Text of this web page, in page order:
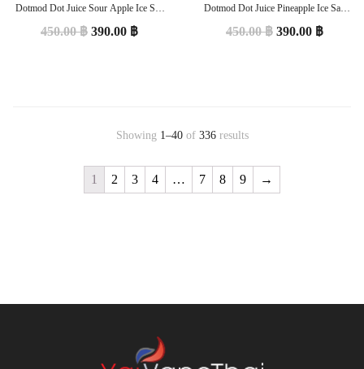
Dotmod Dot Juice Sour Apple Ice Salt
450.00฿ 390.00 ฿
Dotmod Dot Juice Pineapple Ice Salt
450.00฿ 390.00 ฿
Showing 1–40of 336results
1 2 3 4 … 7 8 9 →